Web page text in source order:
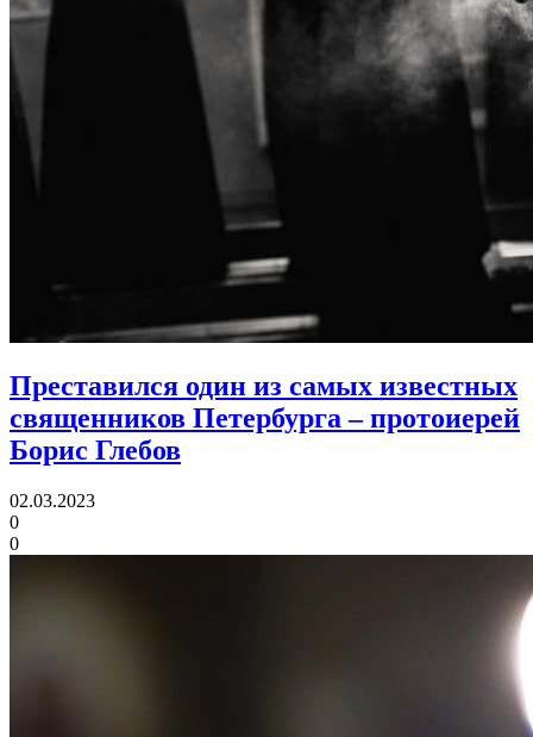
Преставился один из самых известных
священников Петербурга– протоиерей
Борис Глебов
02.03.2023
0
0